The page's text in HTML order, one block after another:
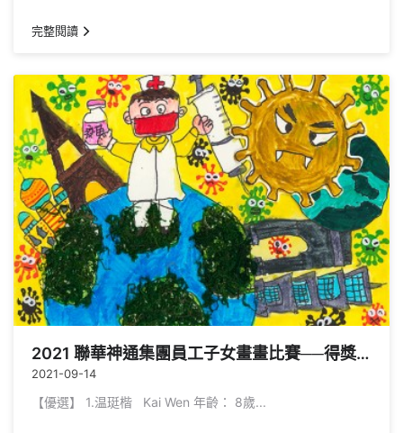
完整閱讀
2021 聯華神通集團員工子女畫畫比賽──得獎公告
2021-09-14
【優選】 1.温珽楷 ‬ Kai Wen 年齡： 8歲...